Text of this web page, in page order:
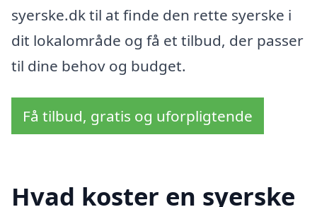
syerske.dk til at finde den rette syerske i
dit lokalområde og få et tilbud, der passer
til dine behov og budget.
Få tilbud, gratis og uforpligtende
Hvad koster en syerske